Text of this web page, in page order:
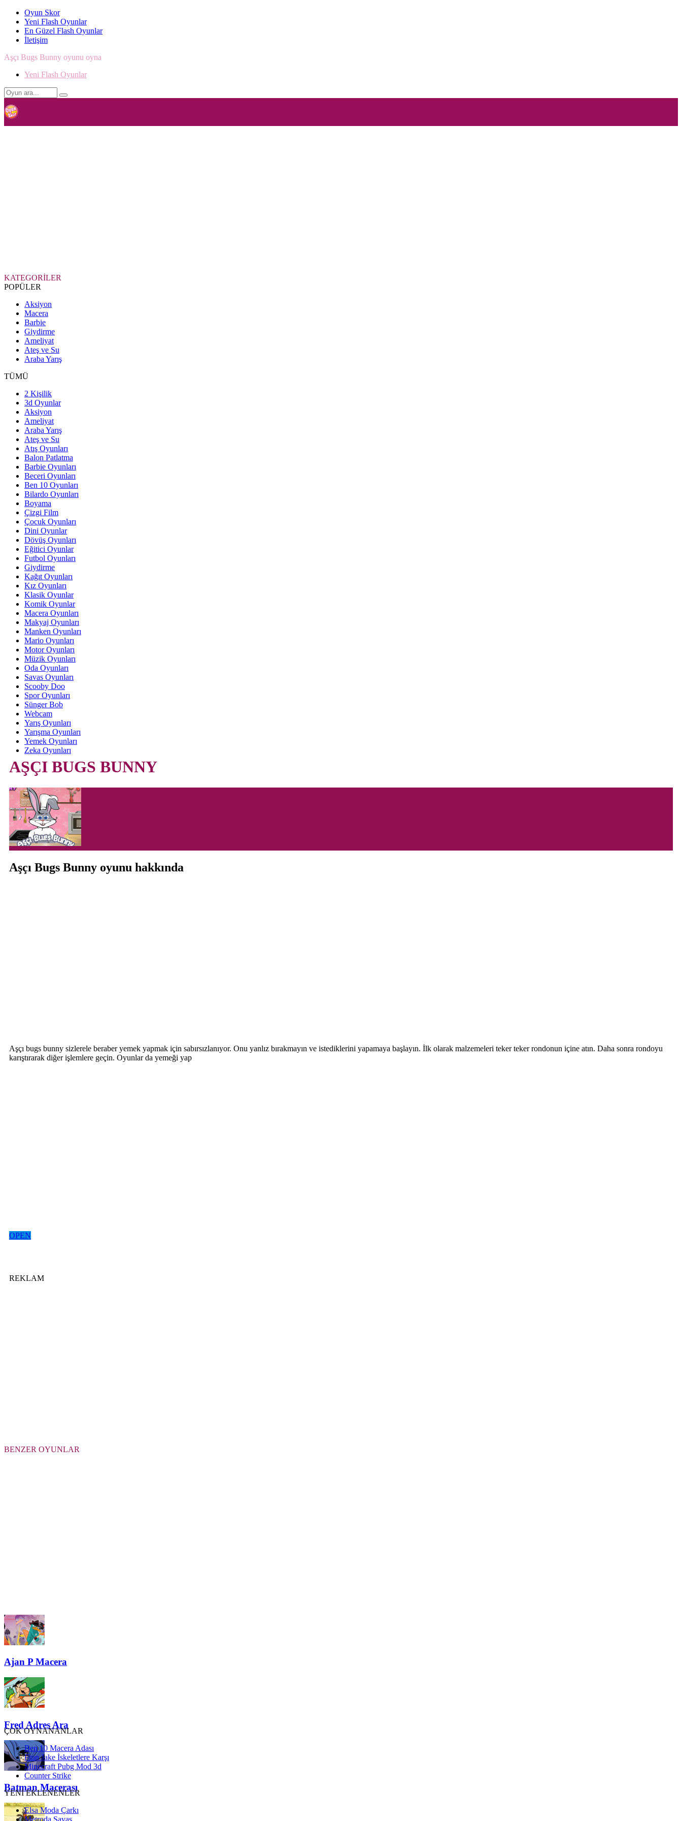
Oyun Skor
Yeni Flash Oyunlar
En Güzel Flash Oyunlar
İletişim
Aşçı Bugs Bunny oyunu oyna
Yeni Flash Oyunlar
KATEGORİLER
POPÜLER
Aksiyon
Macera
Barbie
Giydirme
Ameliyat
Ateş ve Su
Araba Yarış
TÜMÜ
2 Kişilik
3d Oyunlar
Aksiyon
Ameliyat
Araba Yarış
Ateş ve Su
Atış Oyunları
Balon Patlatma
Barbie Oyunları
Beceri Oyunları
Ben 10 Oyunları
Bilardo Oyunları
Boyama
Çizgi Film
Çocuk Oyunları
Dini Oyunlar
Dövüş Oyunları
Eğitici Oyunlar
Futbol Oyunları
Giydirme
Kağıt Oyunları
Kız Oyunları
Klasik Oyunlar
Komik Oyunlar
Macera Oyunları
Makyaj Oyunları
Manken Oyunları
Mario Oyunları
Motor Oyunları
Müzik Oyunları
Oda Oyunları
Savas Oyunları
Scooby Doo
Spor Oyunları
Sünger Bob
Webcam
Yarış Oyunları
Yarışma Oyunları
Yemek Oyunları
Zeka Oyunları
AŞÇI BUGS BUNNY
Aşçı Bugs Bunny oyunu hakkında
Aşçı bugs bunny sizlerele beraber yemek yapmak için sabırsızlanıyor. Onu yanlız bırakmayın ve istediklerini yapamaya başlayın. İlk olarak malzemeleri teker teker rondonun içine atın. Daha sonra rondoyu
karıştırarak diğer işlemlere geçin. Oyunlar da yemeği yap
OPEN
REKLAM
BENZER OYUNLAR
Ajan P Macera
Fred Adres Ara
Batman Macerası
ÇOK OYNANANLAR
Ben 10 Macera Adası
Finn Jake İskeletlere Karşı
Minecraft Pubg Mod 3d
Counter Strike
YENİ EKLENENLER
Elsa Moda Çarkı
Metroda Savaş